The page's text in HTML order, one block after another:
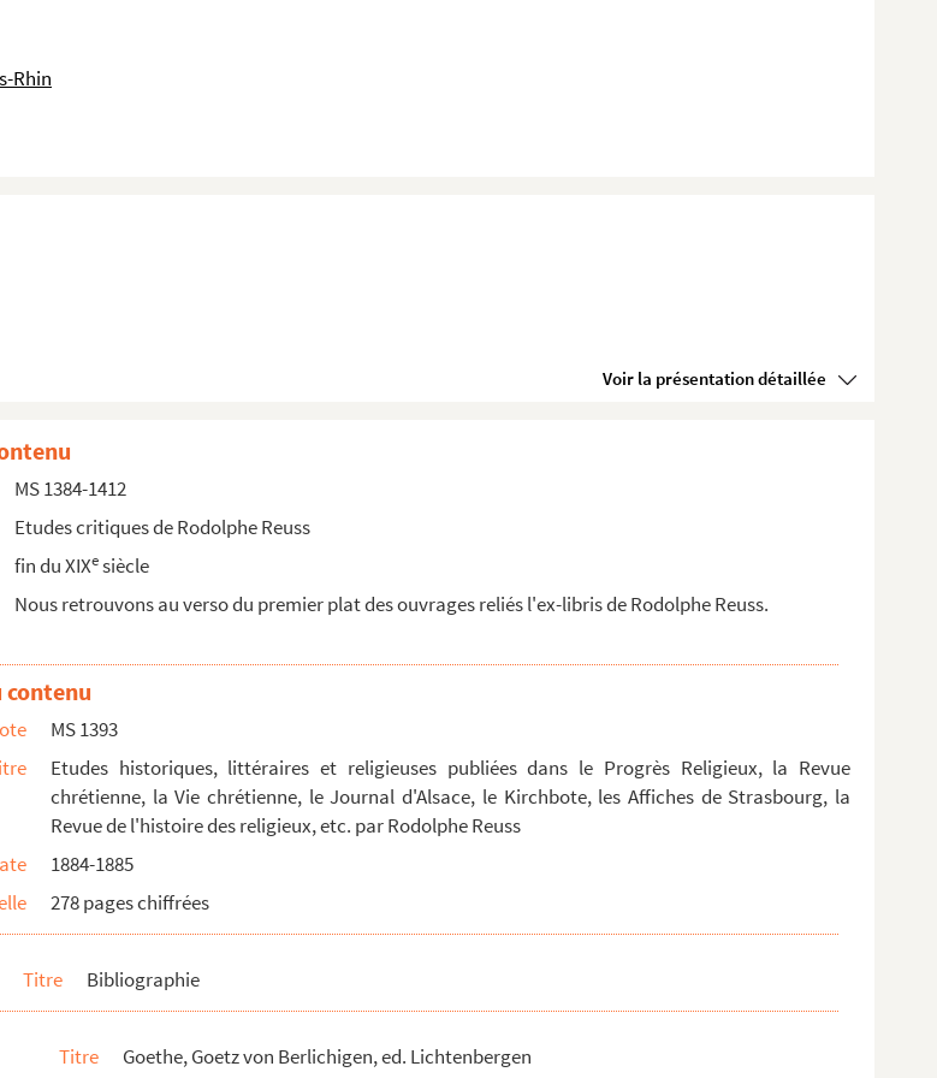
Rhin
Voir la présentation détaillée
Religieux, la Revue Chrétienn...
le Progrès Religieux, la Rev...
le Progrès Religieux, le Jo...
le Progrès Religieux, le Jou...
Religieux, les Affiches de S...
Affiches de Strasbourg, le Pr...
MS 1384-1412
Etudes critiques de Rodolphe Reuss
fin du XIXesiècle
Nous retrouvons au verso du premier plat des ouvrages reliés l'ex-libris de Rodolphe Reuss.
MS 1393
Etudes historiques, littéraires et religieuses publiées dans le Progrès Religieux, la Revue
chrétienne, la Vie chrétienne, le Journal d'Alsace, le Kirchbote, les Affiches de Strasbourg, la
Revue de l'histoire des religieux, etc. par Rodolphe Reuss
1884-1885
278 pages chiffrées
Titre Bibliographie
Titre Goethe, Goetz von Berlichigen, ed. Lichtenbergen